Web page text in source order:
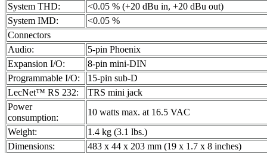
System THD:
<0.05 % (+20 dBu in, +20 dBu out)
System IMD:
<0.05 %
Connectors
Audio:
5-pin Phoenix
Expansion I/O:
8-pin mini-DIN
Programmable I/O:
15-pin sub-D
LecNet™ RS 232:
TRS mini jack
Power
consumption:
10 watts max. at 16.5 VAC
Weight:
1.4 kg (3.1 lbs.)
Dimensions:
483 x 44 x 203 mm (19 x 1.7 x 8 inches)